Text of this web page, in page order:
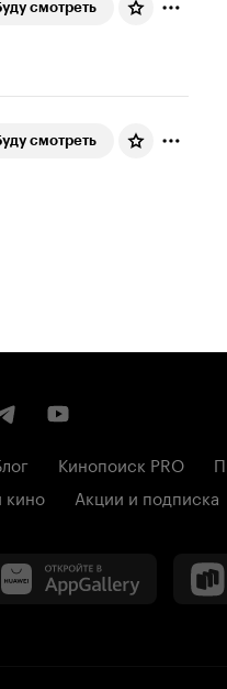
смотреть
смотреть
Кинопоиск PRO
кино Акции и подписка